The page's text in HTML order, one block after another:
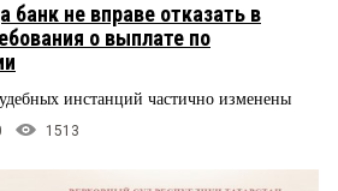
банк не вправе отказать в
о выплате по
инстанций частично изменены
1513